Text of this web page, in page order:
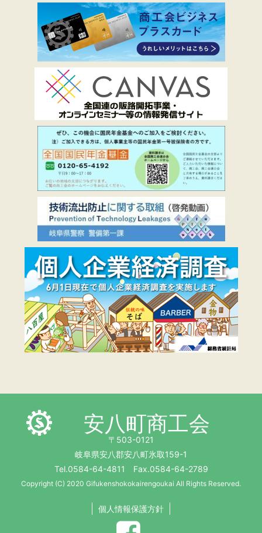
安八町商工会
〒503-0121
岐阜県安八郡安八町氷取159-1
Tel.0584-64-4811 Fax.0584-64-2789
Copyright (C) 2020 Gifukenshokokairengoukai All Rights Reserved.
個人情報保護方針